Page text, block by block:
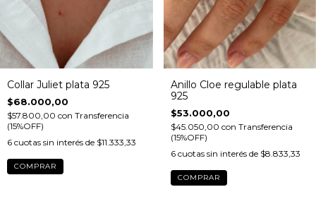
Collar Juliet plata 925
$68.000,00
$57.800,00 con Transferencia
(15%OFF)
6 cuotas sin interés de $11.333,33
Anillo Cloe regulable plata
925
$53.000,00
$45.050,00 con Transferencia
(15%OFF)
6 cuotas sin interés de $8.833,33